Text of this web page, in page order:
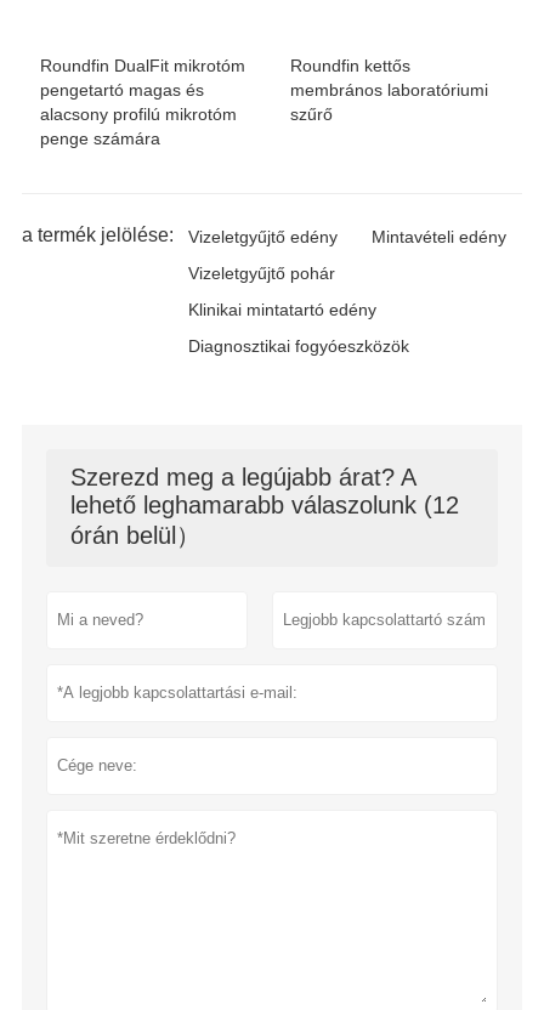
Roundfin DualFit mikrotóm
pengetartó magas és
alacsony profilú mikrotóm
penge számára
Roundfin kettős
membrános laboratóriumi
szűrő
a termék jelölése: Vizeletgyűjtő edény
Mintavételi edény
Vizeletgyűjtő pohár
Klinikai mintatartó edény
Diagnosztikai fogyóeszközök
Szerezd meg a legújabb árat? A
lehető leghamarabb válaszolunk (12
órán belül）